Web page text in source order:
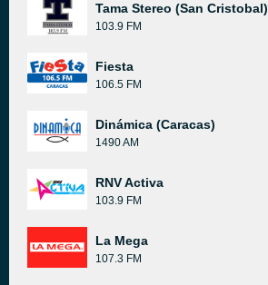
Tama Stereo (San Cristobal)
103.9 FM
Fiesta
106.5 FM
Dinámica (Caracas)
1490 AM
RNV Activa
103.9 FM
La Mega
107.3 FM